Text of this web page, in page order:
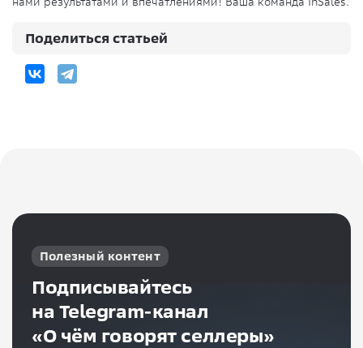
Поделиться статьей
Полезный контент
Подписывайтесь
на Telegram-канал
«О чём говорят селлеры»